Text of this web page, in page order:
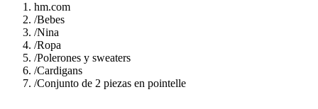
hm.com
/Bebes
/Nina
/Ropa
/Polerones y sweaters
/Cardigans
/Conjunto de 2 piezas en pointelle